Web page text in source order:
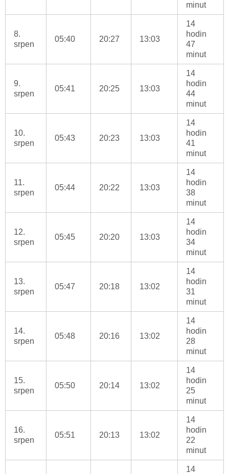
minut
8.
srpen
05:40 20:27 13:03
14
hodin
47
minut
9.
srpen
05:41 20:25 13:03
14
hodin
44
minut
10.
srpen
05:43 20:23 13:03
14
hodin
41
minut
11.
srpen
05:44 20:22 13:03
14
hodin
38
minut
12.
srpen
05:45 20:20 13:03
14
hodin
34
minut
13.
srpen
05:47 20:18 13:02
14
hodin
31
minut
14.
srpen
05:48 20:16 13:02
14
hodin
28
minut
15.
srpen
05:50 20:14 13:02
14
hodin
25
minut
16.
srpen
05:51 20:13 13:02
14
hodin
22
minut
14